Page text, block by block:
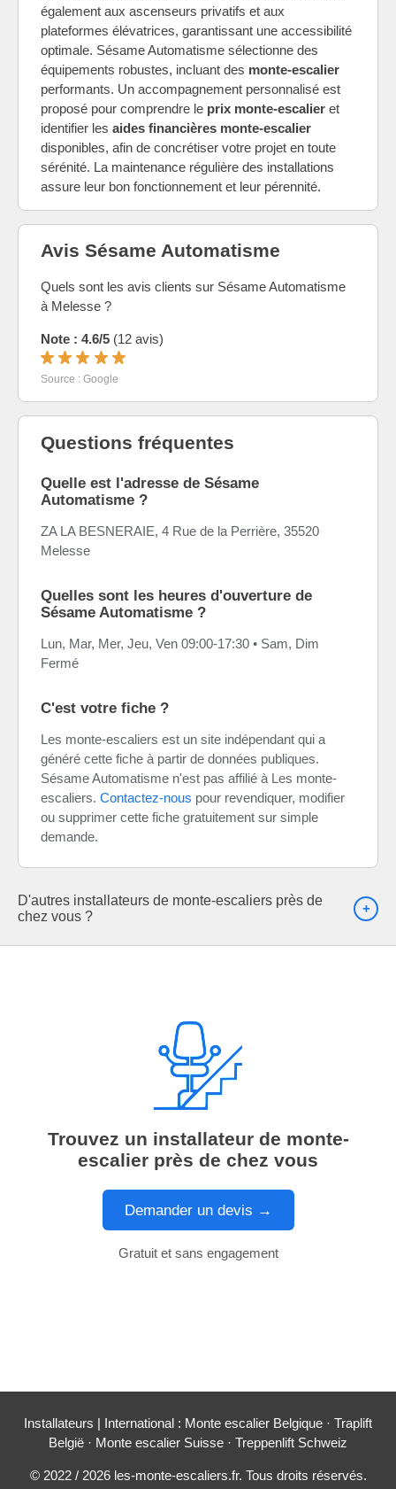
également aux ascenseurs privatifs et aux
plateformes élévatrices, garantissant une accessibilité
optimale. Sésame Automatisme sélectionne des
équipements robustes, incluant des monte-escalier
performants. Un accompagnement personnalisé est
proposé pour comprendre le prix monte-escalier et
identifier les aides financières monte-escalier
disponibles, afin de concrétiser votre projet en toute
sérénité. La maintenance régulière des installations
assure leur bon fonctionnement et leur pérennité.
Avis Sésame Automatisme
Quels sont les avis clients sur Sésame Automatisme
à Melesse ?
Note : 4.6/5 (12 avis)
Source : Google
Questions fréquentes
Quelle est l'adresse de Sésame
Automatisme ?
ZA LA BESNERAIE, 4 Rue de la Perrière, 35520
Melesse
Quelles sont les heures d'ouverture de
Sésame Automatisme ?
Lun, Mar, Mer, Jeu, Ven 09:00-17:30 • Sam, Dim
Fermé
C'est votre fiche ?
Les monte-escaliers est un site indépendant qui a
généré cette fiche à partir de données publiques.
Sésame Automatisme n'est pas affilié à Les monte-
escaliers. Contactez-nous pour revendiquer, modifier
ou supprimer cette fiche gratuitement sur simple
demande.
D'autres installateurs de monte-escaliers près de
chez vous ?
Trouvez un installateur de monte-
escalier près de chez vous
Demander un devis →
Gratuit et sans engagement
Installateurs | International : Monte escalier Belgique · Traplift
België · Monte escalier Suisse · Treppenlift Schweiz
© 2022 / 2026 les-monte-escaliers.fr. Tous droits réservés.